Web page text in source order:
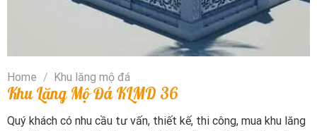
Home / Khu lăng mộ đá
Khu Lăng Mộ Đá KLMD 36
Quý khách có nhu cầu tư vấn, thiết kế, thi công, mua khu lăng